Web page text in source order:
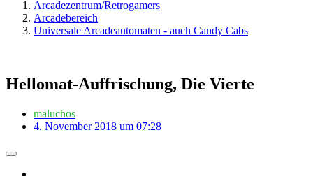
Arcadezentrum/Retrogamers
Arcadebereich
Universale Arcadeautomaten - auch Candy Cabs
Hellomat-Auffrischung, Die Vierte
maluchos
4. November 2018 um 07:28